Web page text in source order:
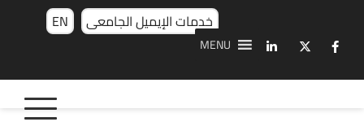
EN خدمات الإيميل الجامعى
MENU